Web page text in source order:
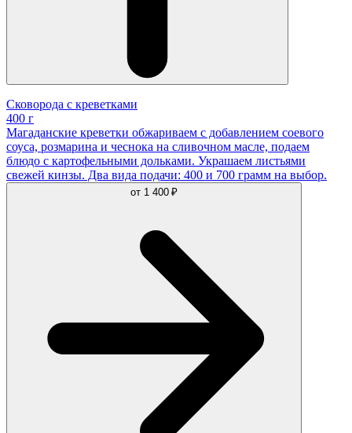
Сковорода с креветками
400 г
Магаданские креветки обжариваем с добавлением соевого
соуса, розмарина и чеснока на сливочном масле, подаем
блюдо с картофельными дольками. Украшаем листьями
свежей кинзы. Два вида подачи: 400 и 700 грамм на выбор.
от 1 400 ₽